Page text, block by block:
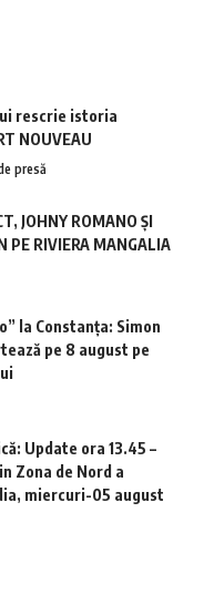
rescrie istoria
NOUVEAU
presă
JOHNY ROMANO ȘI
PE RIVIERA MANGALIA
la Constanța: Simon
pe 8 august pe
Update ora 13.45 –
Zona de Nord a
miercuri-05 august